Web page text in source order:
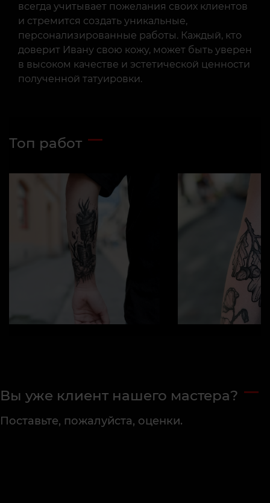
всегда учитывает пожелания своих клиентов
и стремится создать уникальные,
персонализированные работы. Каждый, кто
доверит Ивану свою кожу, может быть уверен
в высоком качестве и эстетической ценности
полученной татуировки.
Топ работ
Вы уже клиент нашего мастера?
Поставьте, пожалуйста, оценки.